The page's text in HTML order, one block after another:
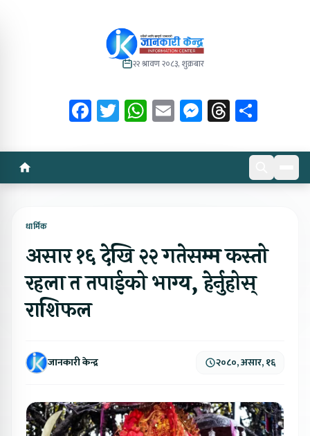
२२ श्रावण २०८३, शुक्रबार
Facebook
Twitter
WhatsApp
EmailMessenger
Threads
धार्मिक
असार १६ देखि २२ गतेसम्म कस्तो
रहला त तपाईको भाग्य, हेर्नुहोस्
राशिफल
जानकारी केन्द्र २०८०, असार, १६